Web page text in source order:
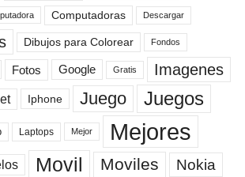
Computadoras Descargar
Dibujos para Colorear Fondos
Fotos Google Gratis Imagenes
Iphone Juego Juegos
Laptops Mejor Mejores
Movil Moviles Nokia